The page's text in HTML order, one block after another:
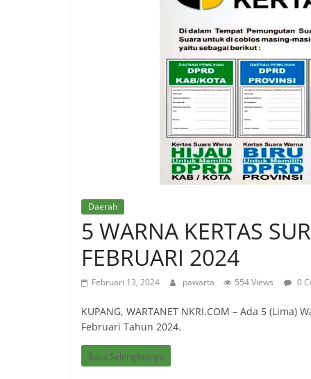
Daerah
5 WARNA KERTAS
FEBRUARI 2024
Februari 13, 2024 pawarta 554 Views 0
KUPANG, WARTANET NKRI.COM – Ada 5
Februari Tahun 2024.
Baca Selengkapnya